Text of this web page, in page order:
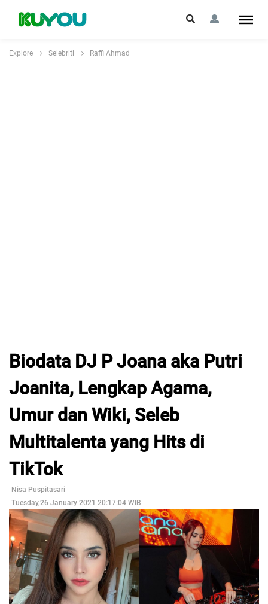
Explore Selebriti Raffi Ahmad
Biodata DJ P Joana aka Putri
Joanita, Lengkap Agama,
Umur dan Wiki, Seleb
Multitalenta yang Hits di
TikTok
Nisa Puspitasari
Tuesday,26 January 2021 20:17:04 WIB